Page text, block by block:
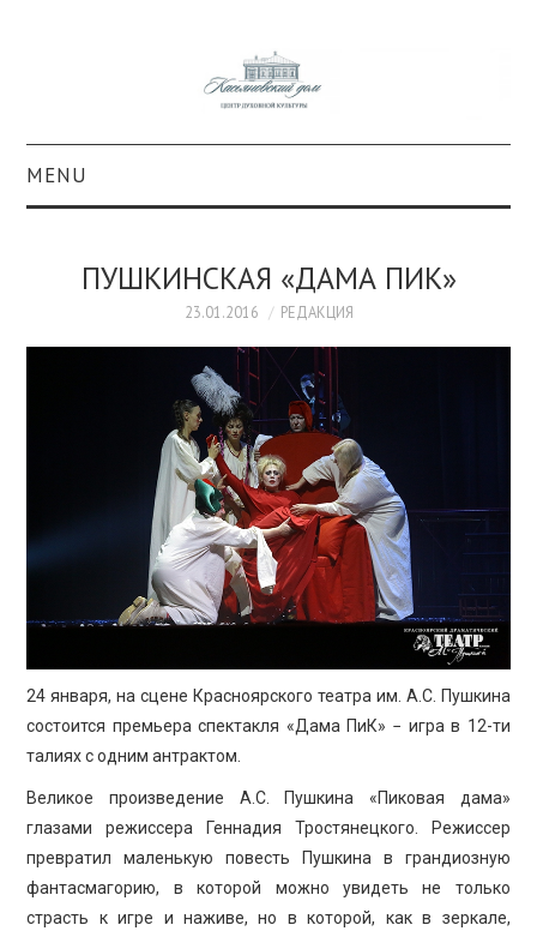
MENU
КОЛЛЕКЦИИ
ОБРАЗОВАНИЕ
ПРОСВЕЩЕНИЕ
ПУШКИНСКАЯ «ДАМА ПИК»
23.01.2016 РЕДАКЦИЯ
24 января, на сцене Красноярского театра им. А.С. Пушкина
состоится премьера спектакля «Дама ПиК» − игра в 12-ти
талиях с одним антрактом.
Великое произведение А.С. Пушкина «Пиковая дама»
глазами режиссера Геннадия Тростянецкого. Режиссер
превратил маленькую повесть Пушкина в грандиозную
фантасмагорию, в которой можно увидеть не только
страсть к игре и наживе, но в которой, как в зеркале,